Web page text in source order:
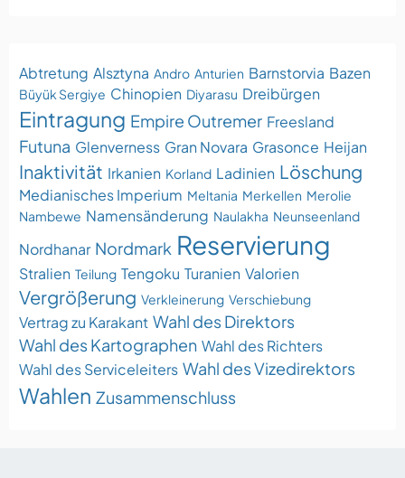
Abtretung Alsztyna Andro Anturien Barnstorvia Bazen
Büyük Sergiye Chinopien Diyarasu Dreibürgen
Eintragung Empire Outremer Freesland
Futuna Glenverness Gran Novara Grasonce Heijan
Inaktivität Irkanien Korland Ladinien Löschung
Medianisches Imperium Meltania Merkellen Merolie
Nambewe Namensänderung Naulakha Neunseenland
Nordhanar Nordmark Reservierung
Stralien Teilung Tengoku Turanien Valorien
Vergrößerung Verkleinerung Verschiebung
Vertrag zu Karakant Wahl des Direktors
Wahl des Kartographen Wahl des Richters
Wahl des Serviceleiters Wahl des Vizedirektors
Wahlen Zusammenschluss